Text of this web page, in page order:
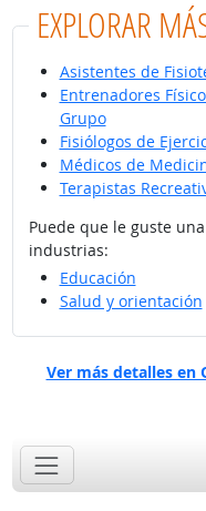
EXPLORAR
Asistentes de
Entrenadores
Grupo
Fisiólogos de
Médicos de
Terapistas
Puede que le guste
industrias:
Educación
Salud y orientación
Ver más detalles en